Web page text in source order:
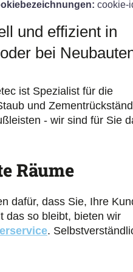
cookie-
und effizient in
bei
ist Spezialist für die
und
- wir sind für Sie
Räume
dafür, dass Sie, Ihre
das so bleibt, bieten wir
.